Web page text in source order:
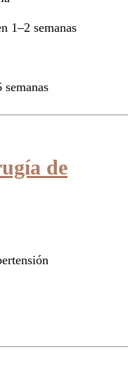
1–2 semanas
de